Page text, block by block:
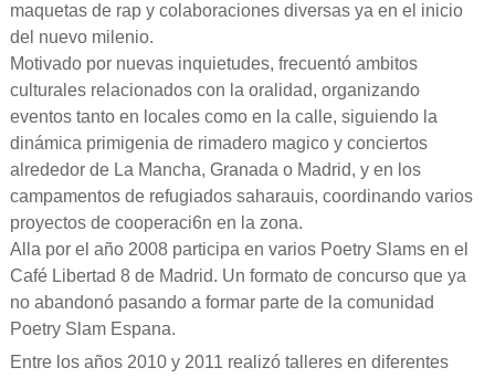
maquetas de rap y colaboraciones diversas ya en el inicio
del nuevo milenio.
Motivado por nuevas inquietudes, frecuentó ambitos
culturales relacionados con la oralidad, organizando
eventos tanto en locales como en la calle, siguiendo la
dinámica primigenia de rimadero magico y conciertos
alrededor de La Mancha, Granada o Madrid, y en los
campamentos de refugiados saharauis, coordinando varios
proyectos de cooperaci6n en la zona.
Alla por el año 2008 participa en varios Poetry Slams en el
Café Libertad 8 de Madrid. Un formato de concurso que ya
no abandonó pasando a formar parte de la comunidad
Poetry Slam Espana.
Entre los años 2010 y 2011 realizó talleres en diferentes